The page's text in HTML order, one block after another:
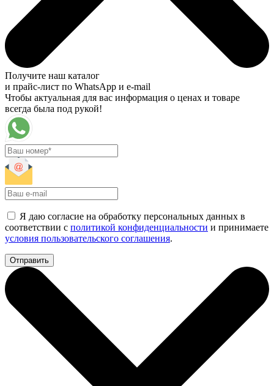
Получите наш каталог
и прайс-лист по WhatsApp и e-mail
Чтобы актуальная для вас информация о ценах и товаре
всегда была под рукой!
Я даю согласие на обработку персональных данных в
соответствии с политикой конфиденциальности и принимаете
условия пользовательского соглашения.